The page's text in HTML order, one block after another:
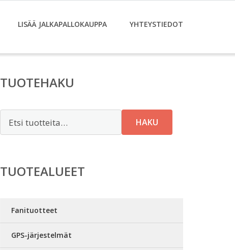
LISÄÄ JALKAPALLOKAUPPA YHTEYSTIEDOT
TUOTEHAKU
HAKU
TUOTEALUEET
Fanituotteet
GPS-järjestelmät